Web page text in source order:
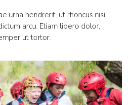
urna hendrerit, ut rhoncus nisi
arcu. Etiam libero dolor,
ut tortor.